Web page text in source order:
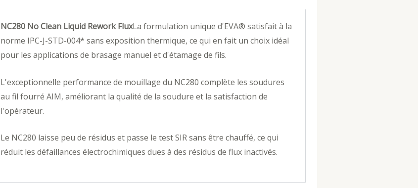
NC280 No Clean Liquid Rework FluxLa formulation unique d'EVA® satisfait à la
norme IPC-J-STD-004* sans exposition thermique, ce qui en fait un choix idéal
pour les applications de brasage manuel et d'étamage de fils.
L'exceptionnelle performance de mouillage du NC280 complète les soudures
au fil fourré AIM, améliorant la qualité de la soudure et la satisfaction de
l'opérateur.
Le NC280 laisse peu de résidus et passe le test SIR sans être chauffé, ce qui
réduit les défaillances électrochimiques dues à des résidus de flux inactivés.